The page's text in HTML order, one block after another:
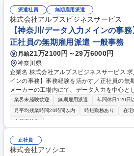
材・在庫管理のサポート、設計部門の事務サ
れば問題ありません。研修やOJT等でフォローします。 募集
データ入力メインの事務】事務経験を活かす
派遣社員 無期雇用派遣
株式会社アルプスビジネスサービス
【神奈川/データ入力メインの事
正社員の無期雇用派遣 一般事務
月給21万2100円～29万6000円
神奈川県
企業名 株式会社アルプスビジネスサービス 求人名 【神奈川/データ入力メ
インの事務】事務経験を活かす／正社員の無期雇用派遣
メーカーの工場内にて、データ入力を中心と
せします。デスクワーク中心でシンプルな業
経験の方でも安心して始められるポジションです。 ＜具体的な業
・データ入力（決まったフォーマットへの入
材・在庫管理のサポート、設計部門の事務サ
れば問題ありません。研修やOJT等でフォローします。 募
川/データ入力メインの事務】事務経験を活か
業界未経験歓迎 無期雇用派遣 年間休日120日
月平均残業時間20時間以内
時短勤務あり 在宅
土日祝休み
正社員
株式会社アソシエ